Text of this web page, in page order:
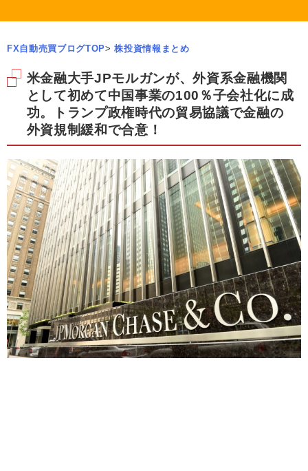
FX自動売買ブログTOP> 株投資情報まとめ
米金融大手JPモルガンが、外資系金融機関
として初めて中国事業の100％子会社化に成
功。トランプ政権時代の貿易協議で金融の
外資規制緩和で合意！